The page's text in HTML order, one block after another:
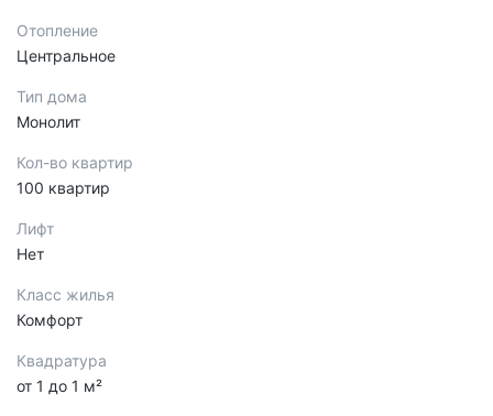
Отопление
Центральное
Тип дома
Монолит
Кол-во квартир
100 квартир
Лифт
Нет
Класс жилья
Комфорт
Квадратура
от 1 до 1 м²